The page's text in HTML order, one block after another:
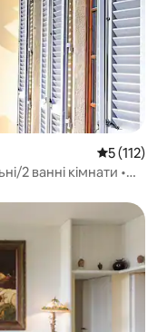
Середня
5 (112)
2 ванні кімнати •